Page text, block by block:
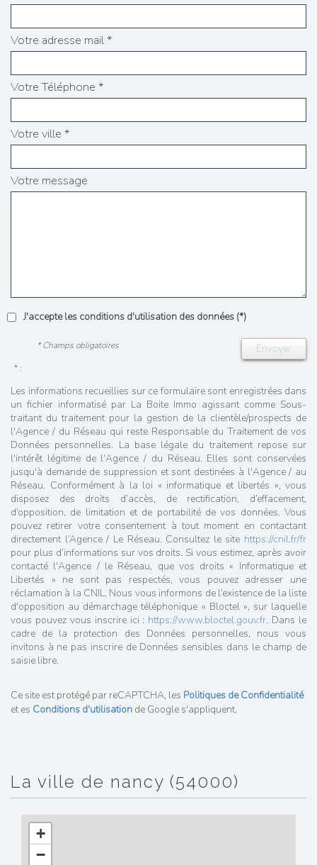
Votre adresse mail *
Votre Téléphone *
Votre ville *
Votre message
J'accepte les conditions d'utilisation des données (*)
Envoyer
* Champs obligatoires
* :
Les informations recueillies sur ce formulaire sont enregistrées dans
un fichier informatisé par La Boite Immo agissant comme Sous-
traitant du traitement pour la gestion de la clientèle/prospects de
l'Agence / du Réseau qui reste Responsable du Traitement de vos
Données personnelles. La base légale du traitement repose sur
l'intérêt légitime de l'Agence / du Réseau. Elles sont conservées
jusqu'à demande de suppression et sont destinées à l'Agence / au
Réseau. Conformément à la loi « informatique et libertés », vous
disposez des droits d’accès, de rectification, d’effacement,
d’opposition, de limitation et de portabilité de vos données. Vous
pouvez retirer votre consentement à tout moment en contactant
directement l’Agence / Le Réseau. Consultez le site https://cnil.fr/fr
pour plus d’informations sur vos droits. Si vous estimez, après avoir
contacté l'Agence / le Réseau, que vos droits « Informatique et
Libertés » ne sont pas respectés, vous pouvez adresser une
réclamation à la CNIL. Nous vous informons de l’existence de la liste
d'opposition au démarchage téléphonique « Bloctel », sur laquelle
vous pouvez vous inscrire ici : https://www.bloctel.gouv.fr. Dans le
cadre de la protection des Données personnelles, nous vous
invitons à ne pas inscrire de Données sensibles dans le champ de
saisie libre.
Ce site est protégé par reCAPTCHA, les Politiques de Confidentialité
et es Conditions d'utilisation de Google s'appliquent.
la ville de nancy (54000)
+
−